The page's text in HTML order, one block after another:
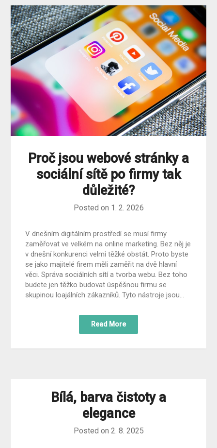
Proč jsou webové stránky a
sociální sítě po firmy tak
důležité?
Posted on 1. 2. 2026
V dnešním digitálním prostředí se musí firmy
zaměřovat ve velkém na online marketing. Bez něj je
v dnešní konkurenci velmi těžké obstát. Proto byste
se jako majitelé firem měli zaměřit na dvě hlavní
věci. Správa sociálních sítí a tvorba webu. Bez toho
budete jen těžko budovat úspěšnou firmu se
skupinou loajálních zákazníků. Tyto nástroje jsou…
Read More
Bílá, barva čistoty a
elegance
Posted on 2. 8. 2025